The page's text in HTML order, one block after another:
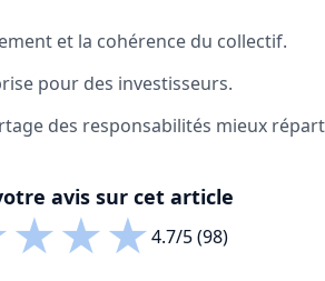
et la cohérence du collectif.
pour des investisseurs.
des responsabilités mieux
avis sur cet article
★★★4.7/5 (98)